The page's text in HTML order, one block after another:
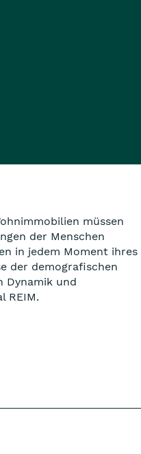
müssen
der Menschen
in jedem Moment ihres
der demografischen
Dynamik und
REIM.